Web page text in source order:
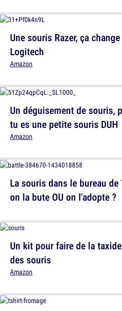
Un déguisement de souris,
tu es une petite souris DUH
Amazon
Un kit pour faire de la
des souris
Amazon
Une souris Razer, ça
Logitech
Amazon
La souris dans le bureau de
on la bute OU on l'adopte ?